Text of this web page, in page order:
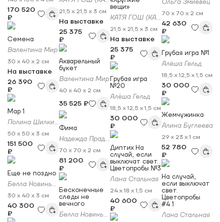
170 520
₽
Семена
Валентина Мир
30 x 40 x 2 см
На выставке
26 390
₽
Map 1
Полина Шилкините
50 x 50 x 3 см
151 500
₽
Еще не поздно
Белла Новинькова
30 x 40 x 3 см
40 300
₽
21,5 x 21,5 x 3 см
На выставке
25 375
₽
Акварельный
букет
Валентина Мир
40 x 40 x 2 см
35 525 ₽
Фима
Надежда Прадес
70 x 70 x 2 см
81 200
₽
Бесконечные
следы не
вечного
Белла Новинькова
вещи»
КАТЯ ГОШ (KATE GOSH)
21,5 x 21,5 x 3 см
На выставке
25 375
₽
Грубая игра
№20
Алёша Гельд
18,5 x 12,5 x 1,5 см
30 000
₽
Диптих На
случай, если
выключат свет.
Цветопробы №3
Лана Стальная
24 x 18 x 1,5 см
40 600
₽
Ольга Змиевец
70 x 70 x 2 см
42 630
₽
Грубая игра №1
Алёша Гельд
18,5 x 12,5 x 1,5 см
30 000
₽
Жемчужинка
Алина Буглеева
29 x 23 x 1 см
52 780
₽
На случай,
если выключат
свет.
Цветопробы
#4.1
Лана Стальная